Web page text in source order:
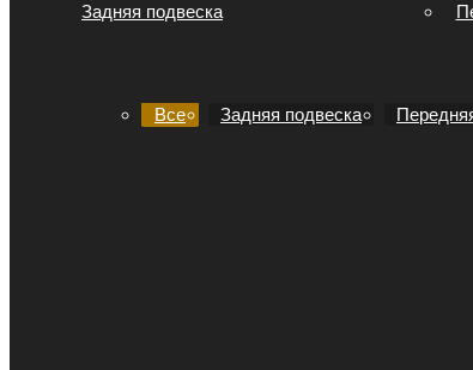
Задняя подвеска
Все Задняя подвеска